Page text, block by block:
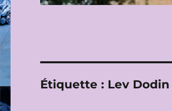
Étiquette : Lev Dodin